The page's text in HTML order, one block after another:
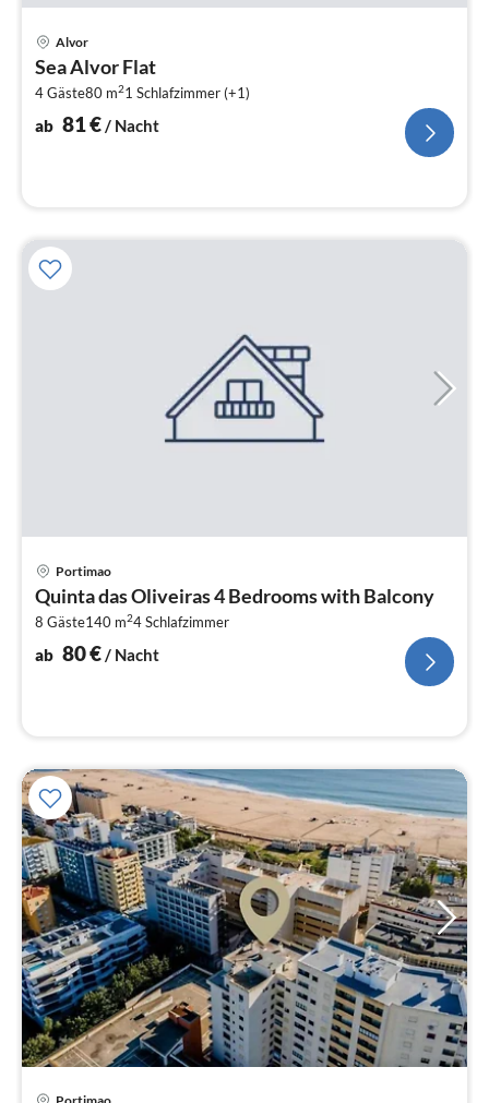
Alvor
Sea Alvor Flat
4 Gäste80 m21 Schlafzimmer (+1)
ab 81€/ Nacht
Portimao
Quinta das Oliveiras 4 Bedrooms with Balcony
8 Gäste140 m24Schlafzimmer
ab 80€/ Nacht